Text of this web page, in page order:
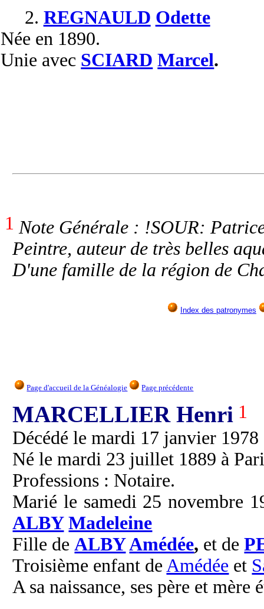
2. REGNAULD Odette
Née en 1890.
Unie avec SCIARD Marcel.
1 Note Générale : !SOUR:
Peintre, auteur de très belles
D'une famille de la région de
Index des patronymes
Page d'accueil de la Généalogie Page précédente
MARCELLIER Henri 1
Décédé le mardi 17 janvier
Né le mardi 23 juillet 1889 à
Professions : Notaire.
Marié le samedi 25 novembre
ALBY Madeleine
Fille deALBYAmédée, et de
Troisième enfant de Amédée et
A sa naissance, ses père et mère